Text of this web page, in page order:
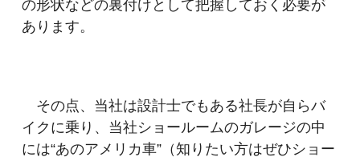
の形状などの裏付けとして把握しておく必要が
あります。
その点、当社は設計士でもある社長が自らバ
イクに乗り、当社ショールームのガレージの中
には“あのアメリカ車”（知りたい方はぜひショー